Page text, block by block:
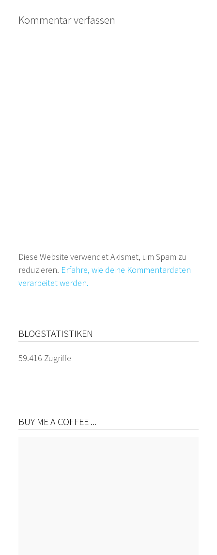
Kommentar verfassen
Diese Website verwendet Akismet, um Spam zu
reduzieren. Erfahre, wie deine Kommentardaten
verarbeitet werden.
BLOGSTATISTIKEN
59.416 Zugriffe
BUY ME A COFFEE ...